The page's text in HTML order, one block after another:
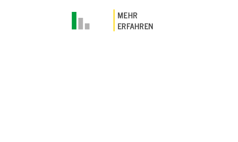
MEHR
ERFAHREN